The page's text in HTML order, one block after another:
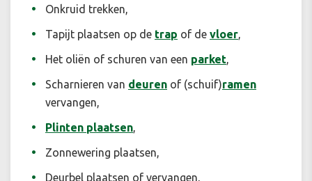
Onkruid trekken,
Tapijt plaatsen op de trap of de vloer,
Het oliën of schuren van een parket,
Scharnieren van deuren of (schuif)ramen
vervangen,
Plinten plaatsen,
Zonnewering plaatsen,
Deurbel plaatsen of vervangen,